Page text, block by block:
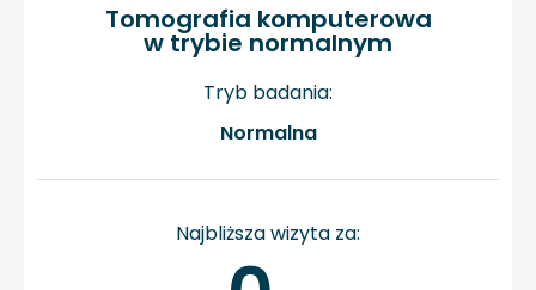
Tomografia komputerowa
w trybie normalnym
Tryb badania:
Normalna
Najbliższa wizyta za: